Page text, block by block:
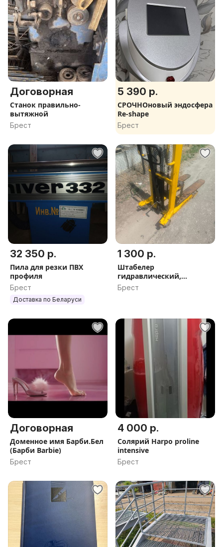
Договорная
Станок правильно-
вытяжной
Брест
5 390 р.
СРОЧНОновый эндосфера
Re-shape
Брест
32 350 р.
Пила для резки ПВХ
профиля
Брест
Доставка по Беларуси
1 300 р.
Штабелер
гидравлический,
грузоподъёмность 1.5
тонны
Брест
Договорная
Доменное имя Барби.Бел
(Барби Barbie)
Брест
4 000 р.
Солярий Harpo proline
intensive
Брест